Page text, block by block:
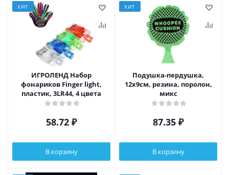
ХИТ
ИГРОЛЕНД Набор
фонариков Finger light,
пластик, 3LR44, 4 цвета
58.72 ₽
В корзину
ХИТ
Подушка-пердушка,
12х9см, резина, поролон,
микс
87.35 ₽
В корзину